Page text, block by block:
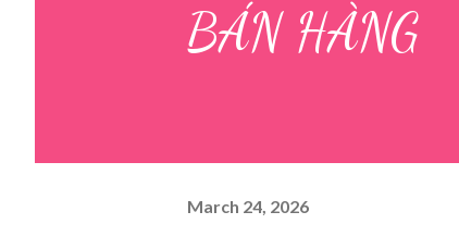
BÁN HÀNG
March 24, 2026